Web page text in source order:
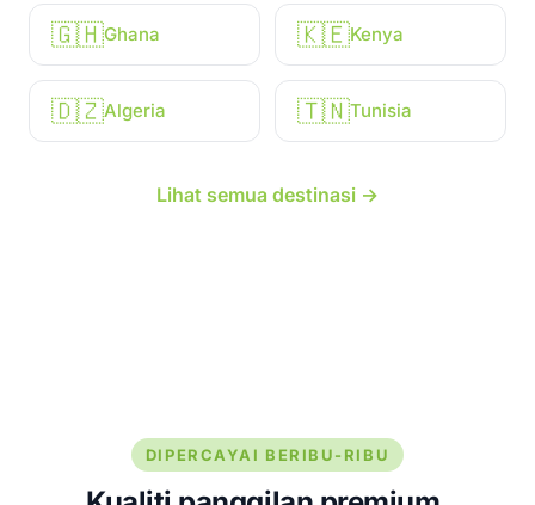
🇬🇭Ghana 🇰🇪Kenya
🇩🇿Algeria 🇹🇳Tunisia
Lihat semua destinasi →
DIPERCAYAI BERIBU-RIBU